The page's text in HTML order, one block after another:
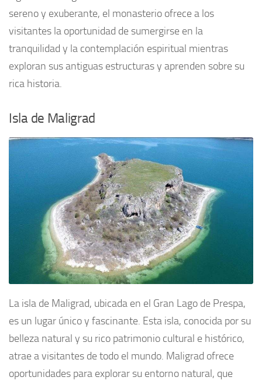
sereno y exuberante, el monasterio ofrece a los
visitantes la oportunidad de sumergirse en la
tranquilidad y la contemplación espiritual mientras
exploran sus antiguas estructuras y aprenden sobre su
rica historia.
Isla de Maligrad
La isla de Maligrad, ubicada en el Gran Lago de Prespa,
es un lugar único y fascinante. Esta isla, conocida por su
belleza natural y su rico patrimonio cultural e histórico,
atrae a visitantes de todo el mundo. Maligrad ofrece
oportunidades para explorar su entorno natural, que